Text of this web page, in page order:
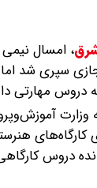
، امسال
سپری شد اما
مهارتی
کارگاه‌های